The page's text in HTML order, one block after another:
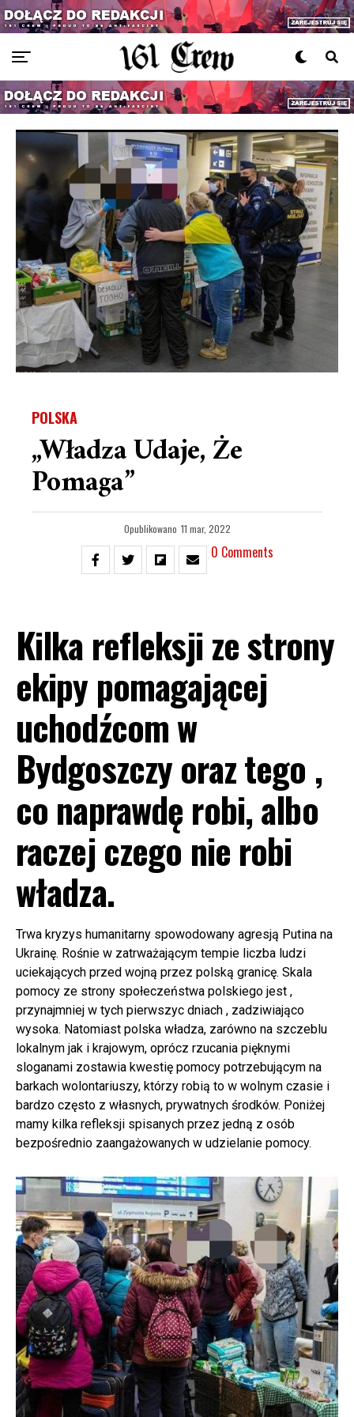
POLSKA
„Władza Udaje, Że
Pomaga”
Opublikowano 11 mar, 2022
0 Comments
Kilka refleksji ze strony
ekipy pomagającej
uchodźcom w
Bydgoszczy oraz tego ,
co naprawdę robi, albo
raczej czego nie robi
władza.
Trwa kryzys humanitarny spowodowany agresją Putina na
Ukrainę. Rośnie w zatrważającym tempie liczba ludzi
uciekających przed wojną przez polską granicę. Skala
pomocy ze strony społeczeństwa polskiego jest ,
przynajmniej w tych pierwszyc dniach , zadziwiająco
wysoka. Natomiast polska władza, zarówno na szczeblu
lokalnym jak i krajowym, oprócz rzucania pięknymi
sloganami zostawia kwestię pomocy potrzebującym na
barkach wolontariuszy, którzy robią to w wolnym czasie i
bardzo często z własnych, prywatnych środków. Poniżej
mamy kilka refleksji spisanych przez jedną z osób
bezpośrednio zaangażowanych w udzielanie pomocy.